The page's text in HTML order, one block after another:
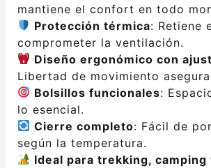
mantiene el confort en todo
Protección térmica: Retiene
comprometer la ventilación.
Diseño ergonómico con
Libertad de movimiento
Bolsillos funcionales:
lo esencial.
Cierre completo: Fácil de
según la temperatura.
Ideal para trekking, camping